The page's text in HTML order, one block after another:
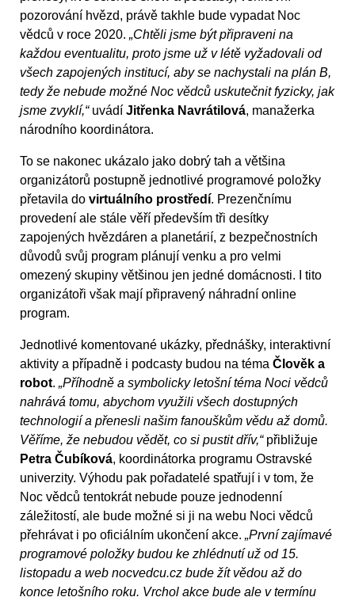
pozorování hvězd, právě takhle bude vypadat Noc
vědců v roce 2020. „Chtěli jsme být připraveni na
každou eventualitu, proto jsme už v létě vyžadovali od
všech zapojených institucí, aby se nachystali na plán B,
tedy že nebude možné Noc vědců uskutečnit fyzicky, jak
jsme zvyklí,“uvádí Jitřenka Navrátilová, manažerka
národního koordinátora.
To se nakonec ukázalo jako dobrý tah a většina
organizátorů postupně jednotlivé programové položky
přetavila do virtuálního prostředí. Prezenčnímu
provedení ale stále věří především tři desítky
zapojených hvězdáren a planetárií, z bezpečnostních
důvodů svůj program plánují venku a pro velmi
omezený skupiny většinou jen jedné domácnosti. I tito
organizátoři však mají připravený náhradní online
program.
Jednotlivé komentované ukázky, přednášky, interaktivní
aktivity a případně i podcasty budou na téma Člověk a
robot. „Příhodně a symbolicky letošní téma Noci vědců
nahrává tomu, abychom využili všech dostupných
technologií a přenesli našim fanouškům vědu až domů.
Věříme, že nebudou vědět, co si pustit dřív,“přibližuje
Petra Čubíková, koordinátorka programu Ostravské
univerzity. Výhodu pak pořadatelé spatřují i v tom, že
Noc vědců tentokrát nebude pouze jednodenní
záležitostí, ale bude možné si ji na webu Noci vědců
přehrávat i po oficiálním ukončení akce. „První zajímavé
programové položky budou ke zhlédnutí už od 15.
listopadu a web nocvedcu.cz bude žít vědou až do
konce letošního roku. Vrchol akce bude ale v termínu